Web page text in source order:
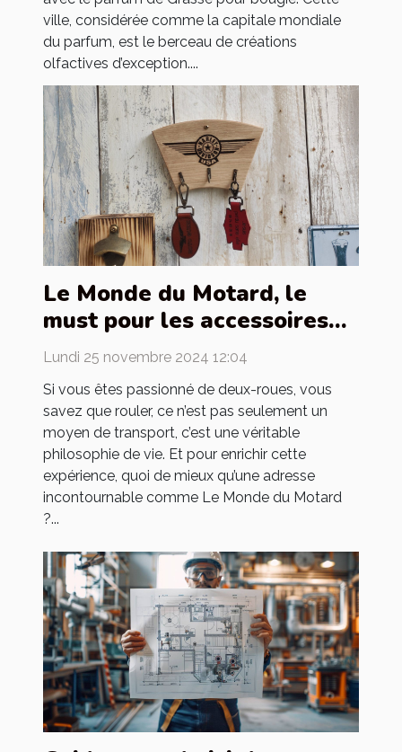
ville, considérée comme la capitale mondiale
du parfum, est le berceau de créations
olfactives d’exception....
Le Monde du Motard, le
must pour les accessoires
de motards
Lundi 25 novembre 2024 12:04
Si vous êtes passionné de deux-roues, vous
savez que rouler, ce n’est pas seulement un
moyen de transport, c’est une véritable
philosophie de vie. Et pour enrichir cette
expérience, quoi de mieux qu’une adresse
incontournable comme Le Monde du Motard
?...